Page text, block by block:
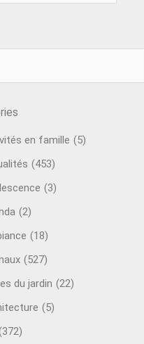
en famille (5)
(453)
(3)
(2)
(18)
(527)
du jardin (22)
(5)